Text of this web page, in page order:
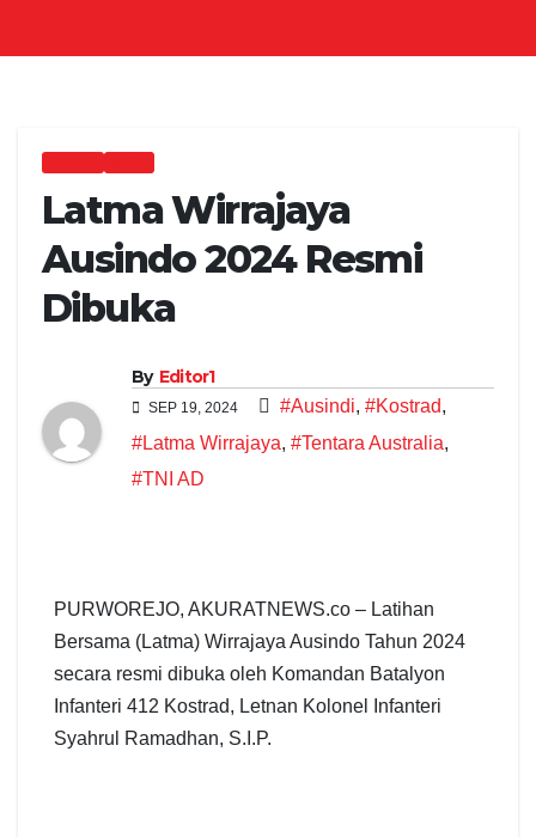
Latma Wirrajaya
Ausindo 2024 Resmi
Dibuka
By Editor1
SEP 19, 2024 #Ausindi, #Kostrad,
#Latma Wirrajaya, #Tentara Australia,
#TNI AD
PURWOREJO, AKURATNEWS.co – Latihan
Bersama (Latma) Wirrajaya Ausindo Tahun 2024
secara resmi dibuka oleh Komandan Batalyon
Infanteri 412 Kostrad, Letnan Kolonel Infanteri
Syahrul Ramadhan, S.I.P.